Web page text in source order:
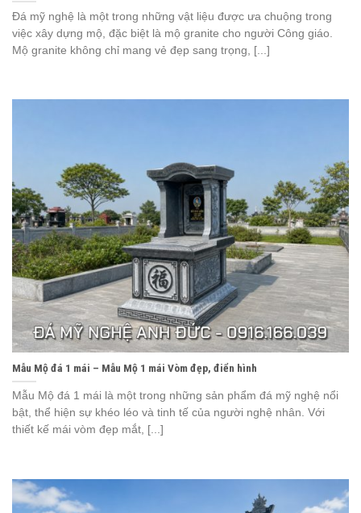
Đá mỹ nghệ là một trong những vật liệu được ưa chuộng trong
việc xây dựng mộ, đặc biệt là mộ granite cho người Công giáo.
Mộ granite không chỉ mang vẻ đẹp sang trọng, [...]
Mẫu Mộ đá 1 mái – Mẫu Mộ 1 mái Vòm đẹp, điển hình
Mẫu Mộ đá 1 mái là một trong những sản phẩm đá mỹ nghệ nổi
bật, thể hiện sự khéo léo và tinh tế của người nghệ nhân. Với
thiết kế mái vòm đẹp mắt, [...]